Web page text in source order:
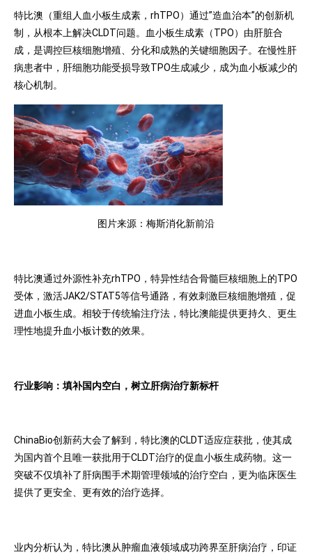
特比澳（重组人血小板生成素，rhTPO）通过”造血治本”的创新机
制，从根本上解决CLDT问题。血小板生成素（TPO）由肝脏合
成，是调控巨核细胞增殖、分化和成熟的关键细胞因子。在慢性肝
病患者中，肝细胞功能受损导致TPO生成减少，成为血小板减少的
核心机制。
图片来源：梅斯消化新前沿
特比澳通过外源性补充rhTPO，特异性结合骨髓巨核细胞上的TPO
受体，激活JAK2/STAT5等信号通路，有效刺激巨核细胞增殖，促
进血小板生成。相较于传统输注疗法，特比澳能提供更持久、更生
理性地提升血小板计数的效果。
行业影响：填补国内空白，树立肝病治疗新标杆
ChinaBio创新药大会了解到，特比澳的CLDT适应症获批，使其成
为国内首个且唯一获批用于CLDT治疗的促血小板生成药物。这一
突破不仅填补了肝病围手术期管理领域的治疗空白，更为临床医生
提供了更安全、更有效的治疗选择。
业内分析认为，特比澳从肿瘤血液领域成功跨界至肝病治疗，印证